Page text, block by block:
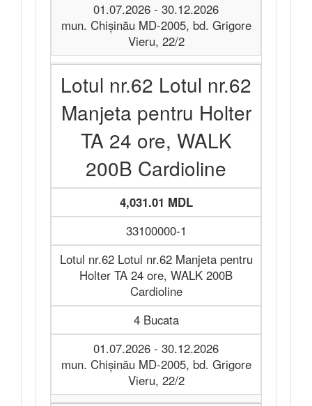
01.07.2026 - 30.12.2026
mun. Chișinău MD-2005, bd. Grigore
Vieru, 22/2
Lotul nr.62 Lotul nr.62
Manjeta pentru Holter
TA 24 ore, WALK
200B Cardioline
4,031.01 MDL
33100000-1
Lotul nr.62 Lotul nr.62 Manjeta pentru
Holter TA 24 ore, WALK 200B
Cardioline
4 Bucata
01.07.2026 - 30.12.2026
mun. Chișinău MD-2005, bd. Grigore
Vieru, 22/2